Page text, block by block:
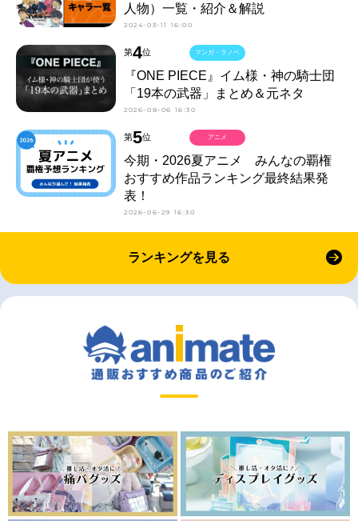
人物）一覧・紹介＆解説
2024-03-11 16:00
第4位
『ONE PIECE』イム様・神の騎士団
「19本の武器」まとめ＆元ネタ
2026-08-06 16:30
マンガ・ラノベ
第5位
今期・2026夏アニメ みんなの覇権
おすすめ作品ランキング最終結果発
表！
2026-06-29 16:30
アニメ
ランキングを見る